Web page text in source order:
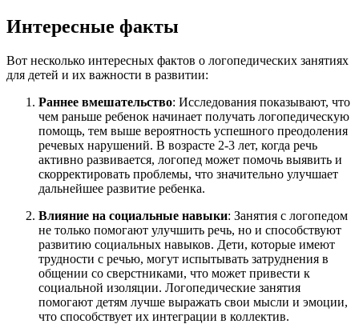
Интересные факты
Вот несколько интересных фактов о логопедических занятиях
для детей и их важности в развитии:
Раннее вмешательство: Исследования показывают, что
чем раньше ребенок начинает получать логопедическую
помощь, тем выше вероятность успешного преодоления
речевых нарушений. В возрасте 2-3 лет, когда речь
активно развивается, логопед может помочь выявить и
скорректировать проблемы, что значительно улучшает
дальнейшее развитие ребенка.
Влияние на социальные навыки: Занятия с логопедом
не только помогают улучшить речь, но и способствуют
развитию социальных навыков. Дети, которые имеют
трудности с речью, могут испытывать затруднения в
общении со сверстниками, что может привести к
социальной изоляции. Логопедические занятия
помогают детям лучше выражать свои мысли и эмоции,
что способствует их интеграции в коллектив.